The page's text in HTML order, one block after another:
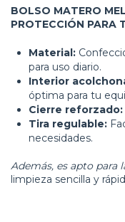
BOLSO MATERO
PROTECCIÓN PARA
Material:
para uso diario.
Interior
óptima para tu
Cierre reforzado:
Tira regulable:
necesidades.
Además, es apto para
limpieza sencilla y